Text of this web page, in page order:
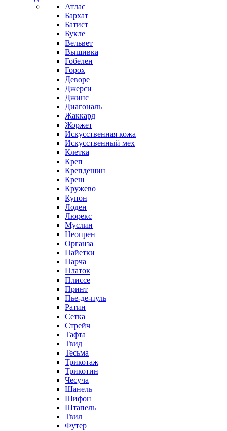
Атлас
Бархат
Батист
Букле
Вельвет
Вышивка
Гобелен
Горох
Деворе
Джерси
Джинс
Диагональ
Жаккард
Жоржет
Искусственная кожа
Искусственный мех
Клетка
Креп
Крепдешин
Креш
Кружево
Купон
Лоден
Люрекс
Муслин
Неопрен
Органза
Пайетки
Парча
Платок
Плиссе
Принт
Пье-де-пуль
Ратин
Сетка
Стрейч
Тафта
Твид
Тесьма
Трикотаж
Трикотин
Чесуча
Шанель
Шифон
Штапель
Твил
Футер